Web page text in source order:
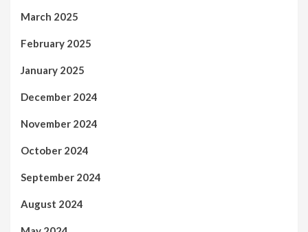
March 2025
February 2025
January 2025
December 2024
November 2024
October 2024
September 2024
August 2024